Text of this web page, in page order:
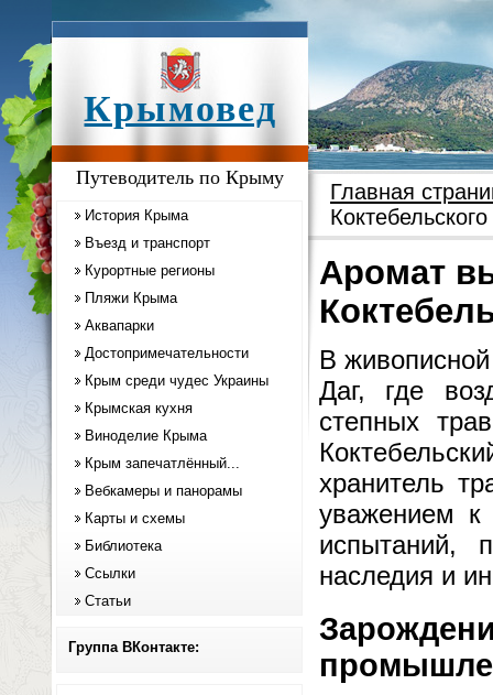
Крымовед
Путеводитель по Крыму
История Крыма
Въезд и транспорт
Курортные регионы
Пляжи Крыма
Аквапарки
Достопримечательности
Крым среди чудес Украины
Крымская кухня
Виноделие Крыма
Крым запечатлённый...
Вебкамеры и панорамы
Карты и схемы
Библиотека
Ссылки
Статьи
Группа ВКонтакте:
Главная
Аромат
В
Даг, где
степных
хранитель
уважением
испытаний,
наследия и